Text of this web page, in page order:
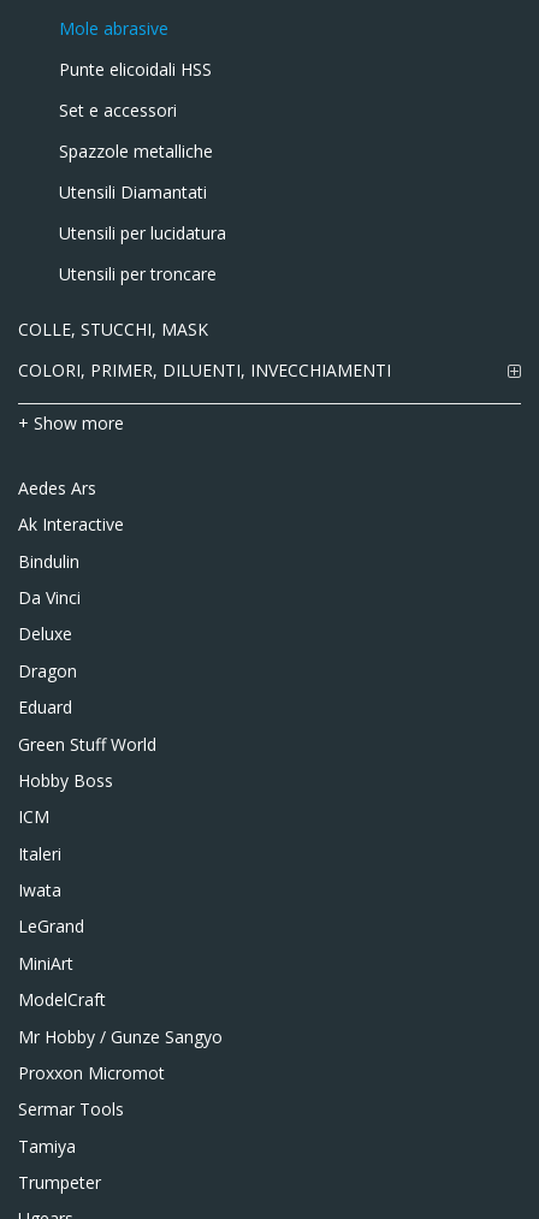
Mole abrasive
Punte elicoidali HSS
Set e accessori
Spazzole metalliche
Utensili Diamantati
Utensili per lucidatura
Utensili per troncare
COLLE, STUCCHI, MASK
COLORI, PRIMER, DILUENTI, INVECCHIAMENTI
+ Show more
Aedes Ars
Ak Interactive
Bindulin
Da Vinci
Deluxe
Dragon
Eduard
Green Stuff World
Hobby Boss
ICM
Italeri
Iwata
LeGrand
MiniArt
ModelCraft
Mr Hobby / Gunze Sangyo
Proxxon Micromot
Sermar Tools
Tamiya
Trumpeter